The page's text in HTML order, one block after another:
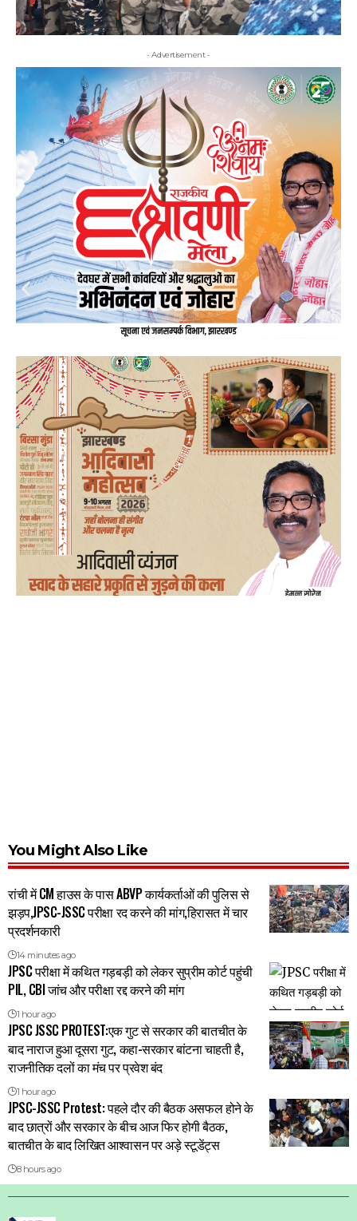
- Advertisement -
You Might Also Like
रांची में CM हाउस के पास ABVP कार्यकर्ताओं की पुलिस से
झड़प,JPSC-JSSC परीक्षा रद करने की मांग,हिरासत में चार
प्रदर्शनकारी
14 minutes ago
JPSC परीक्षा में कथित गड़बड़ी को लेकर सुप्रीम कोर्ट पहुंची
PIL, CBI जांच और परीक्षा रद्द करने की मांग
1 hour ago
JPSC JSSC PROTEST:एक गुट से सरकार की बातचीत के
बाद नाराज हुआ दूसरा गुट, कहा-सरकार बांटना चाहती है,
राजनीतिक दलों का मंच पर प्रवेश बंद
1 hour ago
JPSC-JSSC Protest: पहले दौर की बैठक असफल होने के
बाद छात्रों और सरकार के बीच आज फिर होगी बैठक,
बातचीत के बाद लिखित आश्वासन पर अड़े स्टूडेंट्स
8 hours ago